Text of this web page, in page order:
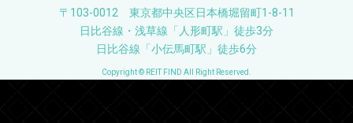
〒103-0012 東京都中央区日本橋堀留町1-8-11
日比谷線・浅草線「人形町駅」徒歩3分
日比谷線「小伝馬町駅」徒歩6分
Copyright © REIT FIND All Right Reserved.